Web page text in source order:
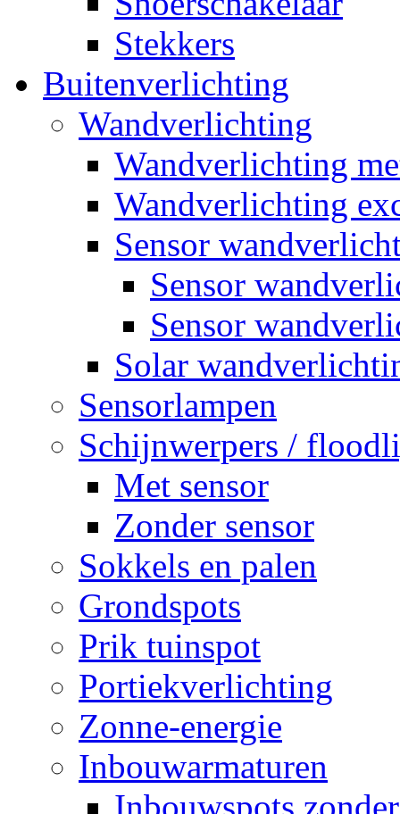
Stekkers
Buitenverlichting
Wandverlichting
Wandverlichting
Wandverlichting
Sensor
Sensor
Sensor
Solar
Sensorlampen
Schijnwerpers /
Met sensor
Zonder sensor
Sokkels en palen
Grondspots
Prik tuinspot
Portiekverlichting
Zonne-energie
Inbouwarmaturen
Inbouwspots